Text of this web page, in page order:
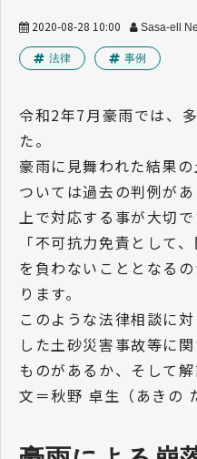
2020-08-28 10:00 Sasa-ell
法律 事例
令和2年7月豪雨では、
た。
豪雨に見舞われた結果
ついては過去の判例が
上で対応する事が大切で
「不可抗力免責として
を負わないこととなる
ります。
このような法律相談に
した土砂災害事故等に
ものがあるか、そして解
文＝秋野 卓生（あきの